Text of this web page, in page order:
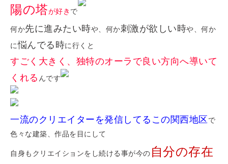
陽の塔が好き で
何か先に進みたい時や、何か刺激が欲しい時や、何か
に悩んでる時に行くと
すごく大きく、独特のオーラで良い方向へ導いて
くれる んです
一流のクリエイターを発信してるこの関西地区で
色々な建築、作品を目にして
自身もクリエイションをし続ける事が今の 自分の存在